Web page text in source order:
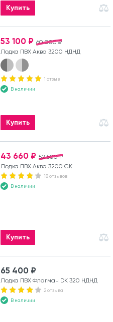
Купить
60 000 ₽
53 100 ₽
Лодка ПВХ Аква 3200 НДНД
1 отзыв
В наличии
Купить
52 500 ₽
43 660 ₽
Лодка ПВХ Аква 3200 СК
18 отзывов
В наличии
Купить
65 400 ₽
Лодка ПВХ Флагман DK 320 НДНД
2 отзыва
В наличии